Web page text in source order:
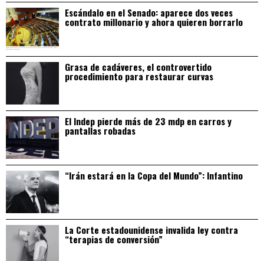
Escándalo en el Senado: aparece dos veces
contrato millonario y ahora quieren borrarlo
Grasa de cadáveres, el controvertido
procedimiento para restaurar curvas
El Indep pierde más de 23 mdp en carros y
pantallas robadas
“Irán estará en la Copa del Mundo”: Infantino
La Corte estadounidense invalida ley contra
“terapias de conversión”